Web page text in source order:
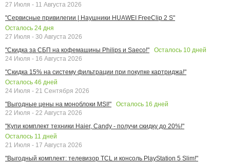
27 Июля - 11 Августа 2026
"Сервисные привилегии | Наушники HUAWEI FreeClip 2 S"
Осталось 24 дня
27 Июля - 30 Августа 2026
"Скидка за СБП на кофемашины Philips и Saeco!"
Осталось 10 дней
24 Июля - 16 Августа 2026
"Скидка 15% на систему фильтрации при покупке картриджа!"
Осталось 46 дней
24 Июля - 21 Сентября 2026
"Выгодные цены на моноблоки MSI!"
Осталось 16 дней
22 Июля - 22 Августа 2026
"Купи комплект техники Haier, Candy - получи скидку до 20%!"
Осталось 11 дней
21 Июля - 17 Августа 2026
"Выгодный комплект: телевизор TCL и консоль PlayStation 5 Slim!"